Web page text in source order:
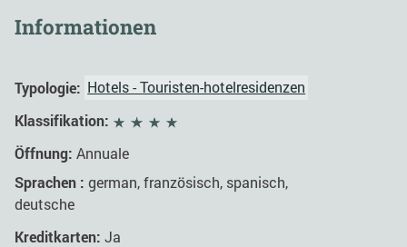
Informationen
Typologie: Hotels - Touristen-hotelresidenzen
Klassifikation:
Öffnung: Annuale
Sprachen : german, französisch, spanisch,
deutsche
Kreditkarten: Ja